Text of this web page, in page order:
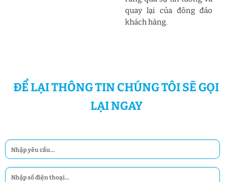
quay lại của đông đảo
khách hàng.
ĐỂ LẠI THÔNG TIN CHÚNG TÔI SẼ GỌI
LẠI NGAY